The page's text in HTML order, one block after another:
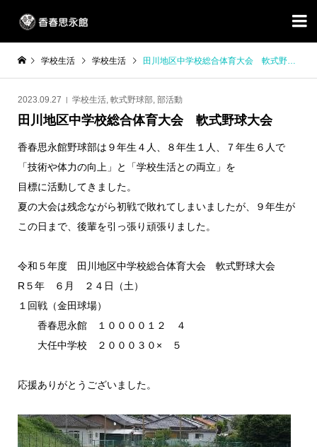

学校生活 学校生活 田川地区中学校総合体育大会 軟式野球大会
2023.09.27 学校生活, 軟式野球部, 部活動
田川地区中学校総合体育大会 軟式野球大会
香春思永館野球部は９年生４人、８年生１人、７年生６人で
「技術や体力の向上」と「学校生活との両立」を
目標に活動してきました。
夏の大会は残念ながら初戦で敗れてしまいましたが、９年生が
この日まで、後輩を引っ張り頑張りました。
令和５年度 田川地区中学校総合体育大会 軟式野球大会
R５年 ６月 ２４日（土）
１回戦（金田球場）
香春思永館 １００００１２ ４
大任中学校 ２０００３０× ５
応援ありがとうございました。